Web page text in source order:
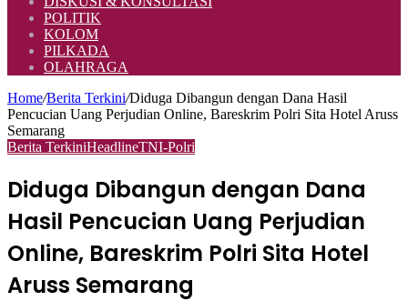
POLITIK
KOLOM
PILKADA
OLAHRAGA
Home/Berita Terkini/Diduga Dibangun dengan Dana Hasil
Pencucian Uang Perjudian Online, Bareskrim Polri Sita Hotel Aruss
Semarang
Berita TerkiniHeadlineTNI-Polri
Diduga Dibangun dengan Dana
Hasil Pencucian Uang Perjudian
Online, Bareskrim Polri Sita Hotel
Aruss Semarang